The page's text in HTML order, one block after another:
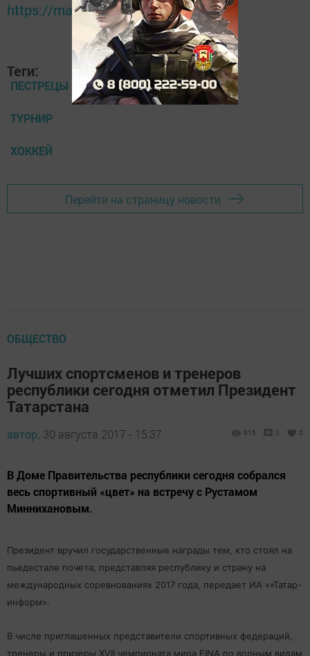
https://max.ru/tatmedia
Теги:
ПЕСТРЕЦЫ
ТУРНИР
ХОККЕЙ
Перейти на страницу новости
ОБЩЕСТВО
Лучших спортсменов и тренеров
республики сегодня отметил Президент
Татарстана
автор, 30 августа 2017 - 15:37 915 0 0
В Доме Правительства республики сегодня собрался
весь спортивный «цвет» на встречу с Рустамом
Миннихановым.
Президент вручил государственные награды тем, кто стоял на
пьедестале почета, представляя республику и страну на
международных соревнованиях 2017 года, передает ИА «»Татар-
информ».
В числе приглашенных представители спортивных федераций,
тренеры и призеры XVII чемпионата мира FINA по водным видам